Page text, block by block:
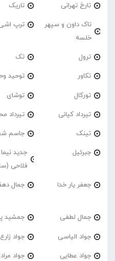
تارخ تهرانی تاریک
تاک داون و سپهر
خلسه
ترپ
ترول تک
تکاور توحید
تورکال توشای
تیرداد کیانی تیرداد
تینک جاسم
جبرئیل
جدید
فلاحی
جعفر یار خدا جمال
جمال لطفی جمشید
جواد الیاسی جواد زارع
جواد عطایی جواد